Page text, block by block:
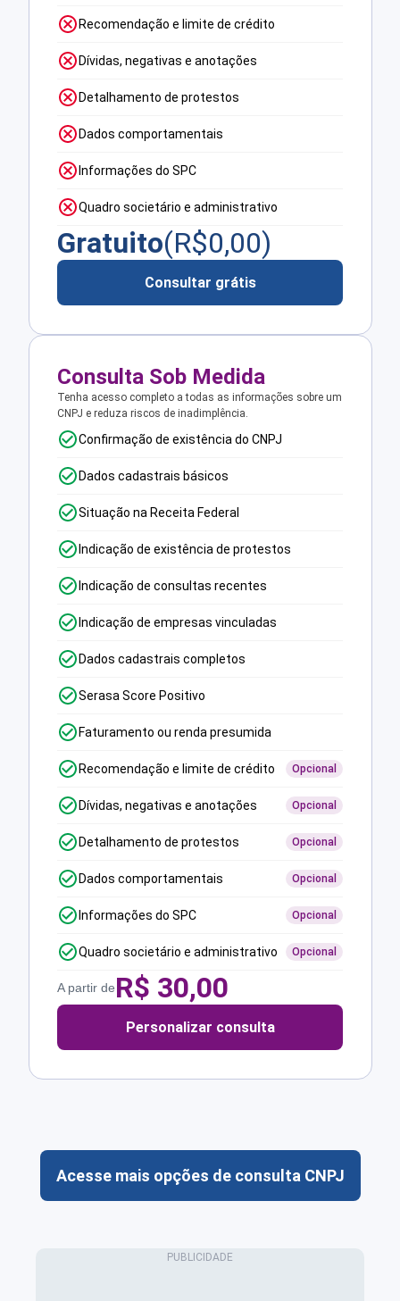
Recomendação e limite de crédito
Dívidas, negativas e anotações
Detalhamento de protestos
Dados comportamentais
Informações do SPC
Quadro societário e administrativo
Gratuito(R$0,00)
Consultar grátis
Consulta Sob Medida
Tenha acesso completo a todas as informações sobre um
CNPJ e reduza riscos de inadimplência.
Confirmação de existência do CNPJ
Dados cadastrais básicos
Situação na Receita Federal
Indicação de existência de protestos
Indicação de consultas recentes
Indicação de empresas vinculadas
Dados cadastrais completos
Serasa Score Positivo
Faturamento ou renda presumida
Recomendação e limite de crédito Opcional
Dívidas, negativas e anotações Opcional
Detalhamento de protestos Opcional
Dados comportamentais Opcional
Informações do SPC Opcional
Quadro societário e administrativo Opcional
A partir deR$ 30,00
Personalizar consulta
Acesse mais opções de consulta CNPJ